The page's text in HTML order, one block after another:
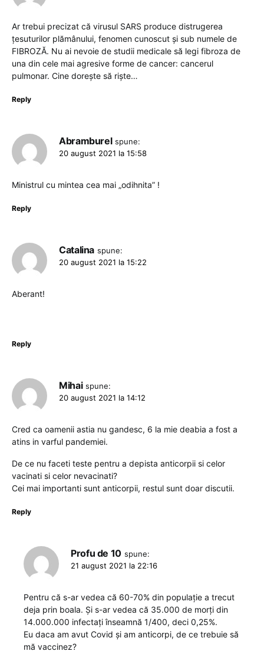
Ar trebui precizat că virusul SARS produce distrugerea
țesuturilor plămânului, fenomen cunoscut și sub numele de
FIBROZĂ. Nu ai nevoie de studii medicale să legi fibroza de
una din cele mai agresive forme de cancer: cancerul
pulmonar. Cine dorește să riște…
Reply
Abramburel spune:
20 august 2021 la 15:58
Ministrul cu mintea cea mai „odihnita” !
Reply
Catalina spune:
20 august 2021 la 15:22
Aberant!
Reply
Mihai spune:
20 august 2021 la 14:12
Cred ca oamenii astia nu gandesc, 6 la mie deabia a fost a
atins in varful pandemiei.
De ce nu faceti teste pentru a depista anticorpii si celor
vacinati si celor nevacinati?
Cei mai importanti sunt anticorpii, restul sunt doar discutii.
Reply
Profu de 10 spune:
21 august 2021 la 22:16
Pentru că s-ar vedea că 60-70% din populație a trecut
deja prin boala. Și s-ar vedea că 35.000 de morți din
14.000.000 infectați înseamnă 1/400, deci 0,25%.
Eu daca am avut Covid și am anticorpi, de ce trebuie să
mă vaccinez?